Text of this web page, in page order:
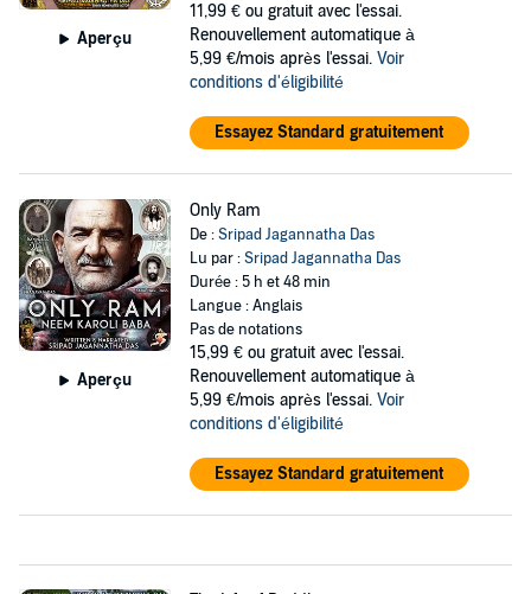
Aperçu
11,99 € ou gratuit avec l'essai.
Renouvellement automatique à
5,99 €/mois après l'essai. Voir
conditions d'éligibilité
Essayez Standard gratuitement
Aperçu
Only Ram
De :Sripad Jagannatha Das
Lu par :Sripad Jagannatha Das
Durée : 5 h et 48 min
Langue : Anglais
Pas de notations
15,99 € ou gratuit avec l'essai.
Renouvellement automatique à
5,99 €/mois après l'essai. Voir
conditions d'éligibilité
Essayez Standard gratuitement